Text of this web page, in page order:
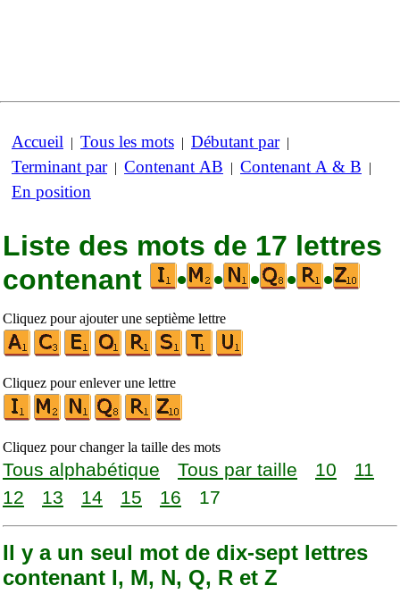
Accueil | Tous les mots | Débutant par|
Terminant par| Contenant AB | Contenant A & B |
En position
Liste des mots de 17 lettres
contenant
• • • • •
Cliquez pour ajouter une septième lettre
Cliquez pour enlever une lettre
Cliquez pour changer la taille des mots
Tous alphabétique Tous par taille 10
11
12
13 14 15 16 17
Il y a un seul mot de dix-sept lettres
contenant I, M, N, Q, R et Z